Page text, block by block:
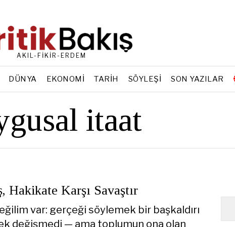
AKIL-FİKİR-ERDEM
DÜNYA EKONOMI TARIH SÖYLEŞI SON YAZILAR
itaat
Hakikate Karşı Savaştır
var: gerçeği söylemek bir başkaldırı
değişmedi — ama toplumun ona olan